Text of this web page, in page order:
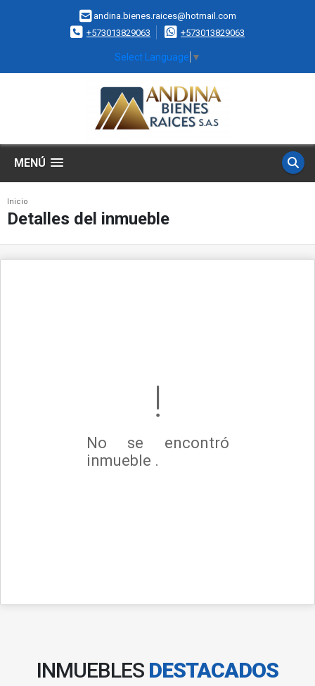
andina.bienes.raices@hotmail.com
+573013829063
+573013829063
Select Language ▼
MENÚ
Inicio
Detalles del inmueble
No se encontró
inmueble .
INMUEBLES DESTACADOS